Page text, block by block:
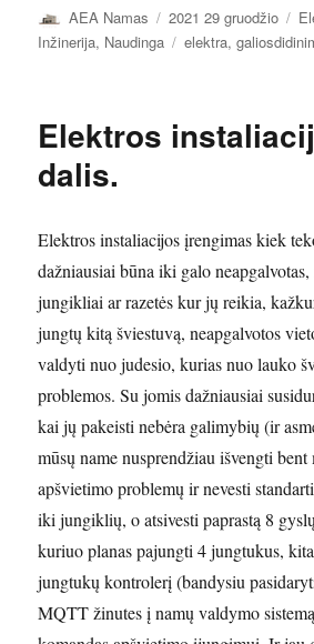
Autorius
AEA Namas Paskelbta
2021 29 gruodžio
Inžinerija, Naudinga Žymos
elektra,
Elektros
dalis.
Elektros instaliacijos įrengimas kiek
dažniausiai būna iki galo
jungikliai ar razetės kur jų reikia,
jungtų kitą šviestuvą, neapgalvotos
valdyti nuo judesio, kurias nuo lauko
problemos. Su jomis dažniausiai
kai jų pakeisti nebėra galimybių (ir
mūsų name nusprendžiau išvengti bent
apšvietimo problemų ir nevesti
iki jungiklių, o atsivesti paprastą 8
kuriuo planas pajungti 4 jungtukus,
jungtukų kontrolerį (bandysiu
MQTT žinutes į namų valdymo